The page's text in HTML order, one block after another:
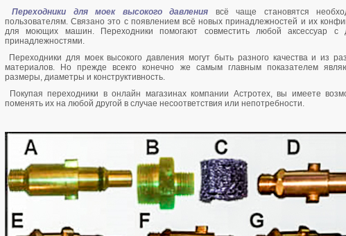
Переходники для моек высокого давления всё чаще становятся
пользователям. Связано это с появлением всё новых принадлежностей и их
для моющих машин. Переходники помогают совместить любой аксессуар с
принадлежностями.
Переходники для моек высокого давления могут быть разного качества и из
материалов. Но прежде всекго конечно же самым главным показателем
размеры, диаметры и конструктивность.
Покупая переходники в онлайн магазинах компании Астротех, вы имеете
поменять их на любой другой в случае несоответствия или непотребности.